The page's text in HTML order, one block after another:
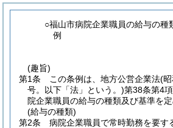
○福山市病院企業職員の給与の種
例
(趣旨)
第1条
この条例は、地方公営企業法(
号。以下「法」という。)第38条第4
院企業職員の給与の種類及び基準を定
(給与の種類)
第2条
病院企業職員で常時勤務を要す